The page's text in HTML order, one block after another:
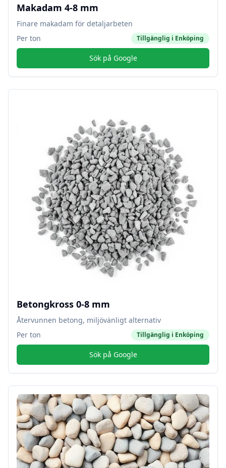
Makadam 4-8 mm
Finare makadam för detaljarbeten
Per ton
Tillgänglig i Enköping
Sök på Google
Betongkross 0-8 mm
Återvunnen betong, miljövänligt alternativ
Per ton
Tillgänglig i Enköping
Sök på Google